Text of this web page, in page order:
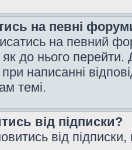
на певні
на певний
до нього перейти.
написанні
темі.
від підписки?
від